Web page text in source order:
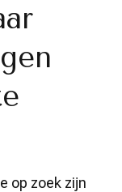
op zoek zijn